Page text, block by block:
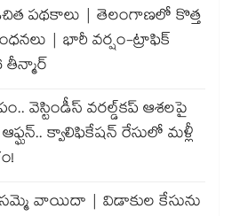
పథకాలు | తెలంగాణలో కొత్త
| భారీ వర్షం-ట్రాఫిక్
వెస్టిండీస్ వరల్డ్‌కప్ ఆశలపై
ఆఫ్ఘన్.. క్వాలిఫికేషన్ రేసులో మళ్లీ
సమ్మె వాయిదా | విడాకుల కేసును